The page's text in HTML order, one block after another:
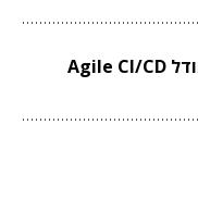
וובינר סינופסיס לתכנון שבבים במודל Agile CI/CD